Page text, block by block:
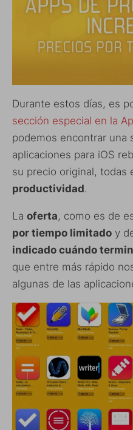
Durante estos días, es
sección especial en la
podemos encontrar una
aplicaciones para iOS
su precio original, todas
productividad.
La oferta, como es de
por tiempo limitado y
indicado cuándo
que entre más rápido
algunas de las